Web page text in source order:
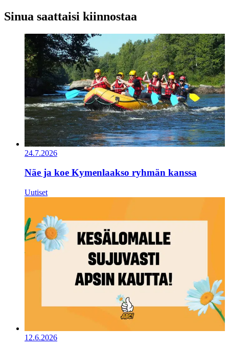
Sinua saattaisi kiinnostaa
24.7.2026
Näe ja koe Kymenlaakso ryhmän kanssa
Uutiset
12.6.2026